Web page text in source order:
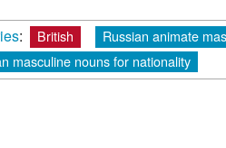
: British Russian animate
masculine nouns for nationality